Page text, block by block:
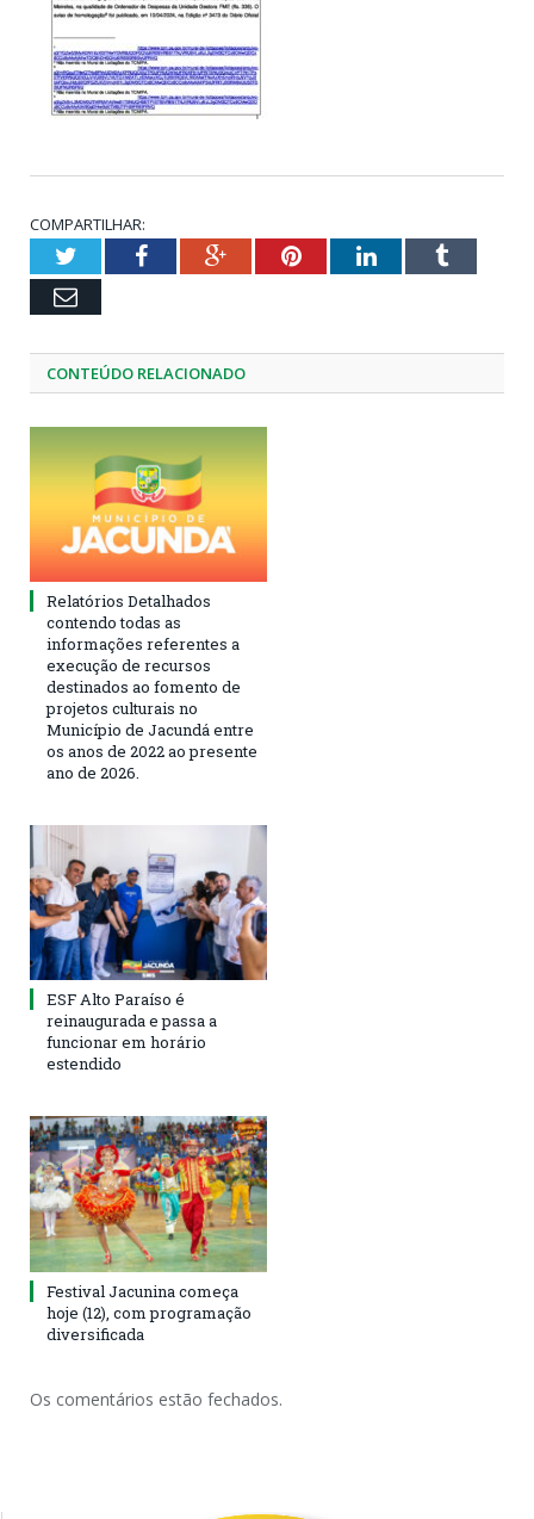
COMPARTILHAR:
TwitterFacebookGoogle+PinterestLinkedInTumblr
Email
CONTEÚDO RELACIONADO
Relatórios Detalhados
contendo todas as
informações referentes a
execução de recursos
destinados ao fomento de
projetos culturais no
Município de Jacundá entre
os anos de 2022 ao presente
ano de 2026.
ESF Alto Paraíso é
reinaugurada e passa a
funcionar em horário
estendido
Festival Jacunina começa
hoje (12), com programação
diversificada
Os comentários estão fechados.